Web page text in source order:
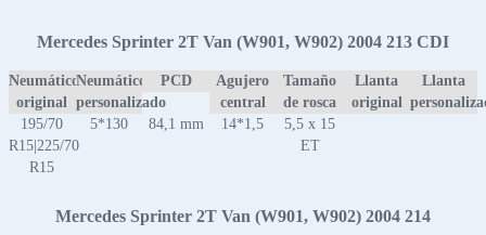
Mercedes Sprinter 2T Van (W901, W902) 2004 213 CDI
Neumático
original
Neumático
personalizado
PCD
Agujero
central
Tamaño
de rosca
Llanta
original
Llanta
195/70
R15|225/70
R15
5*130 84,1 mm 14*1,5
5,5 x 15
ET
Mercedes Sprinter 2T Van (W901, W902) 2004 214